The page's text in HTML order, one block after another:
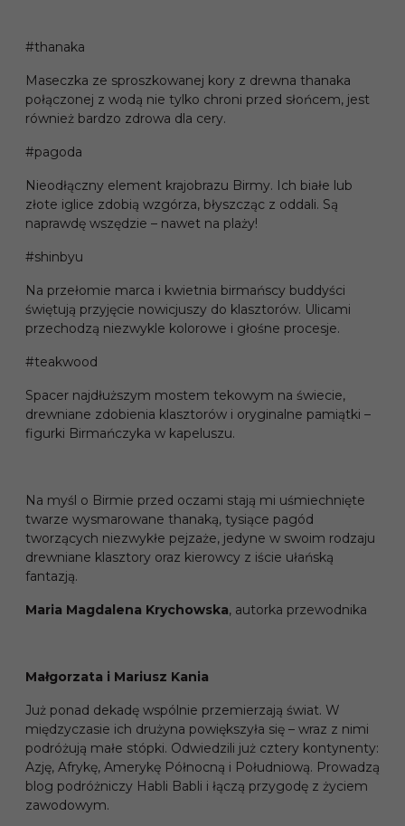
#thanaka
Maseczka ze sproszkowanej kory z drewna thanaka
połączonej z wodą nie tylko chroni przed słońcem, jest
również bardzo zdrowa dla cery.
#pagoda
Nieodłączny element krajobrazu Birmy. Ich białe lub
złote iglice zdobią wzgórza, błyszcząc z oddali. Są
naprawdę wszędzie – nawet na plaży!
#shinbyu
Na przełomie marca i kwietnia birmańscy buddyści
świętują przyjęcie nowicjuszy do klasztorów. Ulicami
przechodzą niezwykle kolorowe i głośne procesje.
#teakwood
Spacer najdłuższym mostem tekowym na świecie,
drewniane zdobienia klasztorów i oryginalne pamiątki –
figurki Birmańczyka w kapeluszu.
Na myśl o Birmie przed oczami stają mi uśmiechnięte
twarze wysmarowane thanaką, tysiące pagód
tworzących niezwykłe pejzaże, jedyne w swoim rodzaju
drewniane klasztory oraz kierowcy z iście ułańską
fantazją.
Maria Magdalena Krychowska, autorka przewodnika
Małgorzata i Mariusz Kania
Już ponad dekadę wspólnie przemierzają świat. W
międzyczasie ich drużyna powiększyła się – wraz z nimi
podróżują małe stópki. Odwiedzili już cztery kontynenty:
Azję, Afrykę, Amerykę Północną i Południową. Prowadzą
blog podróżniczy Habli Babli i łączą przygodę z życiem
zawodowym.